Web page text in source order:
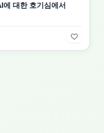
대한 호기심에서